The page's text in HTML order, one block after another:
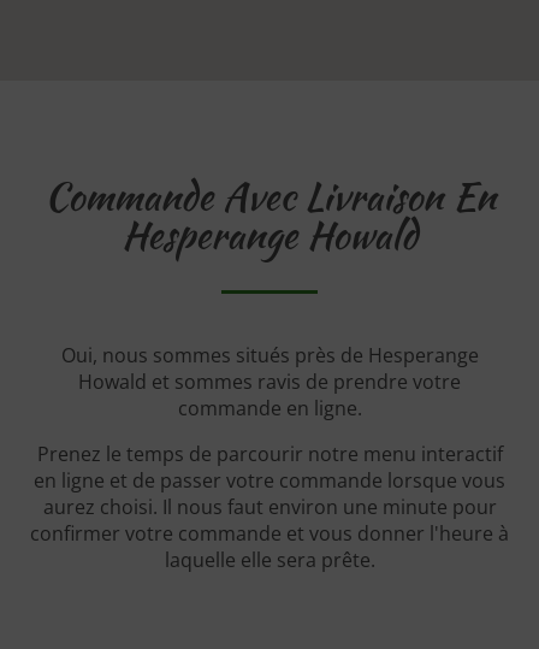
Commande Avec Livraison En
Hesperange Howald
Oui, nous sommes situés près de Hesperange
Howald et sommes ravis de prendre votre
commande en ligne.
Prenez le temps de parcourir notre menu interactif
en ligne et de passer votre commande lorsque vous
aurez choisi. Il nous faut environ une minute pour
confirmer votre commande et vous donner l'heure à
laquelle elle sera prête.